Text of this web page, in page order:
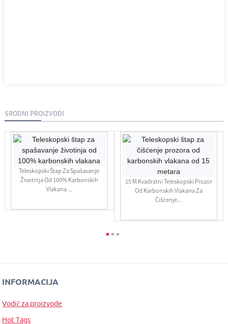
SRODNI PROIZVODI
Teleskopski Štap Za Spašavanje
Životinja Od 100% Karbonskih
Vlakana ...
15 M Kvadratni Teleskopski Prozor
Od Karbonskih Vlakana Za
Čišćenje...
INFORMACIJA
Vodič za proizvode
Hot Tags